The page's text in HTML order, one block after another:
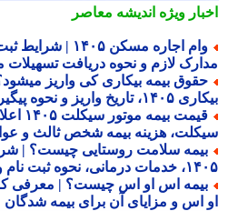
ویژهاندیشه معاصر
وام اجاره مسکن ۱۴۰۵ |
لازم و نحوه دریافت تسهیلات
بیمه بیکاری کی واریز میشود؟
واریز و نحوه پیگیری با کد ملی
قیمت بیمه
هزینه بیمه شخص ثالث و عوامل
سلامت روستایی چیست؟ |
نام و پوشش بیمه روستاییان
اس و مزایای آن برای بیمه شدگان